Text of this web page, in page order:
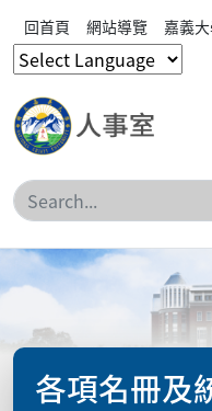
回首頁 網站導覽 嘉義
各項名冊及